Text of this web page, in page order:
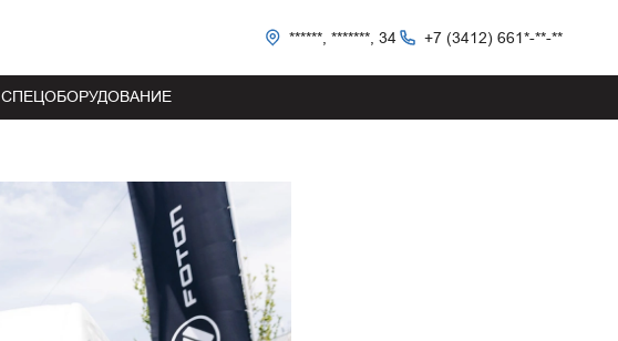
******, *******, 34 +7 (3412) 661*-**-**
СПЕЦОБОРУДОВАНИЕ